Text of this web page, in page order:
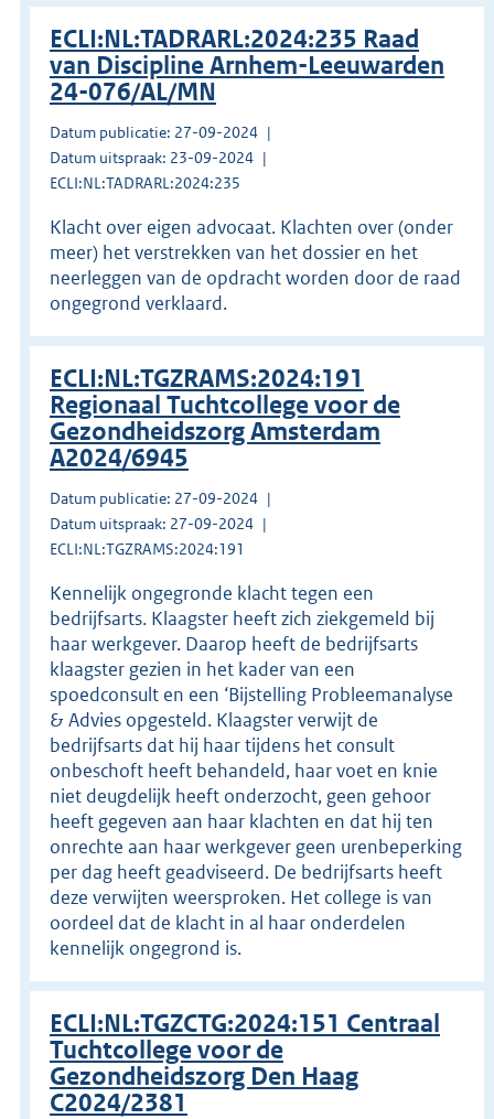
ECLI:NL:TADRARL:2024:235 Raad
van Discipline Arnhem-Leeuwarden
24-076/AL/MN
Datum publicatie: 27-09-2024
Datum uitspraak: 23-09-2024
ECLI:NL:TADRARL:2024:235
Klacht over eigen advocaat. Klachten over (onder
meer) het verstrekken van het dossier en het
neerleggen van de opdracht worden door de raad
ongegrond verklaard.
ECLI:NL:TGZRAMS:2024:191
Regionaal Tuchtcollege voor de
Gezondheidszorg Amsterdam
A2024/6945
Datum publicatie: 27-09-2024
Datum uitspraak: 27-09-2024
ECLI:NL:TGZRAMS:2024:191
Kennelijk ongegronde klacht tegen een
bedrijfsarts. Klaagster heeft zich ziekgemeld bij
haar werkgever. Daarop heeft de bedrijfsarts
klaagster gezien in het kader van een
spoedconsult en een ‘Bijstelling Probleemanalyse
& Advies opgesteld. Klaagster verwijt de
bedrijfsarts dat hij haar tijdens het consult
onbeschoft heeft behandeld, haar voet en knie
niet deugdelijk heeft onderzocht, geen gehoor
heeft gegeven aan haar klachten en dat hij ten
onrechte aan haar werkgever geen urenbeperking
per dag heeft geadviseerd. De bedrijfsarts heeft
deze verwijten weersproken. Het college is van
oordeel dat de klacht in al haar onderdelen
kennelijk ongegrond is.
ECLI:NL:TGZCTG:2024:151 Centraal
Tuchtcollege voor de
Gezondheidszorg Den Haag
C2024/2381